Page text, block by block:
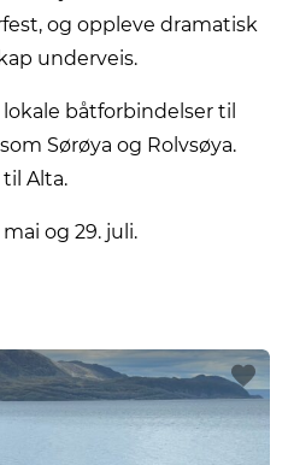
og oppleve dramatisk
underveis.
båtforbindelser til
Sørøya og Rolvsøya.
Alta.
og 29. juli.